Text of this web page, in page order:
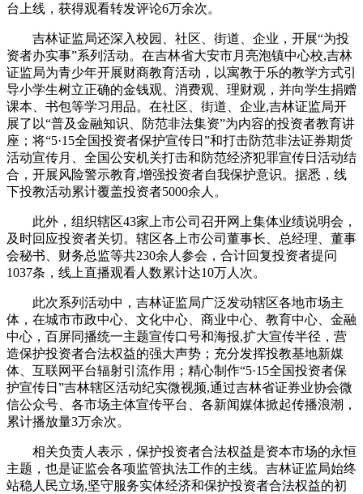
台上线，获得观看转发评论6万余次。
吉林证监局还深入校园、社区、街道、企业，开展“为投
资者办实事”系列活动。在吉林省大安市月亮泡镇中心校,吉林
证监局为青少年开展财商教育活动，以寓教于乐的教学方式引
导小学生树立正确的金钱观、消费观、理财观，并向学生捐赠
课本、书包等学习用品。在社区、街道、企业,吉林证监局开
展了以“普及金融知识、防范非法集资”为内容的投资者教育讲
座；将“5·15全国投资者保护宣传日”和打击防范非法证券期货
活动宣传月、全国公安机关打击和防范经济犯罪宣传日活动结
合，开展风险警示教育,增强投资者自我保护意识。据悉，线
下投教活动累计覆盖投资者5000余人。
此外，组织辖区43家上市公司召开网上集体业绩说明会，
及时回应投资者关切。辖区各上市公司董事长、总经理、董事
会秘书、财务总监等共230余人参会，合计回复投资者提问
1037条，线上直播观看人数累计达10万人次。
此次系列活动中，吉林证监局广泛发动辖区各地市场主
体，在城市市政中心、文化中心、商业中心、教育中心、金融
中心，百屏同播统一主题宣传口号和海报,扩大宣传半径，营
造保护投资者合法权益的强大声势；充分发挥投教基地新媒
体、互联网平台辐射引流作用；精心制作“5·15全国投资者保
护宣传日”吉林辖区活动纪实微视频,通过吉林省证券业协会微
信公众号、各市场主体宣传平台、各新闻媒体掀起传播浪潮，
累计播放量3万余次。
相关负责人表示，保护投资者合法权益是资本市场的永恒
主题，也是证监会各项监管执法工作的主线。吉林证监局始终
站稳人民立场,坚守服务实体经济和保护投资者合法权益的初